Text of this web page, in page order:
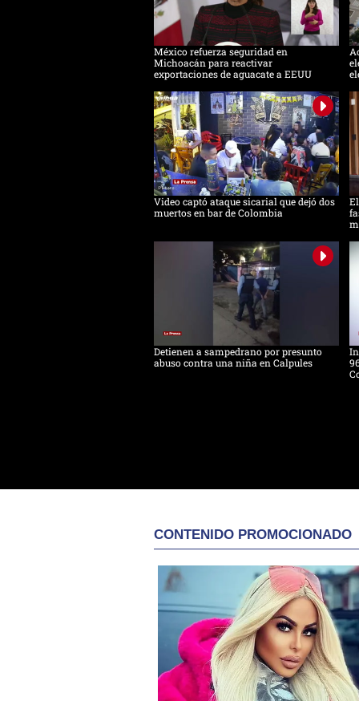
México refuerza seguridad en
Michoacán para reactivar
exportaciones de aguacate a EEUU
Video captó ataque sicarial que dejó dos
muertos en bar de Colombia
Detienen a sampedrano por presunto
abuso contra una niña en Calpules
CONTENIDO PROMOCIONADO